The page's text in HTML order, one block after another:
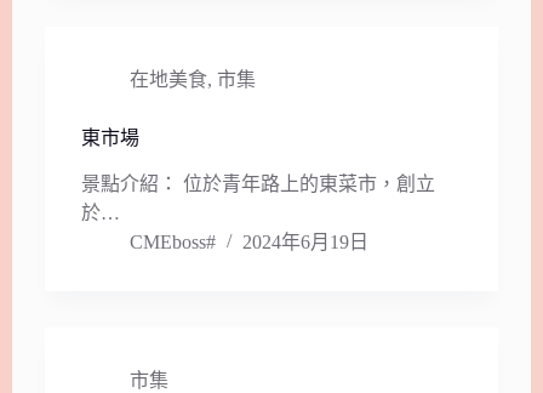
在地美食, 市集
東市場
景點介紹： 位於青年路上的東菜市，創立
於…
CMEboss#
2024年6月19日
市集